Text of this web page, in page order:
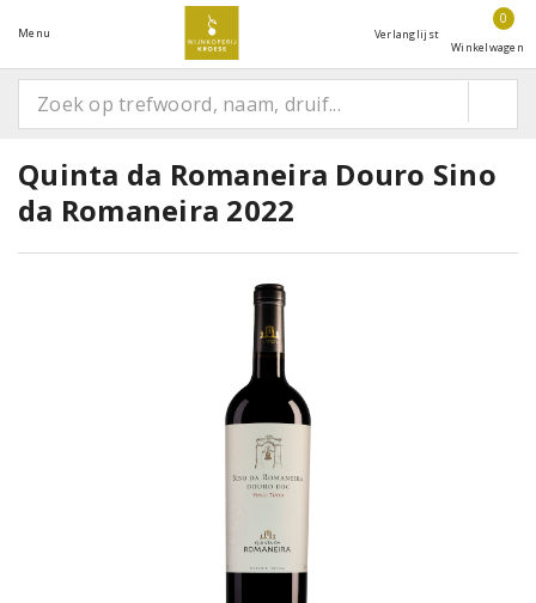
Menu Verlanglijst
0
Winkelwagen
Quinta da Romaneira Douro Sino
da Romaneira 2022